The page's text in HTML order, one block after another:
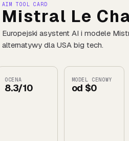
AIM TOOL CARD
Mistral Le
Europejski asystent AI i modele
alternatywy dla USA big tech.
OCENA
8.3/10
MODEL CENOWY
od $0